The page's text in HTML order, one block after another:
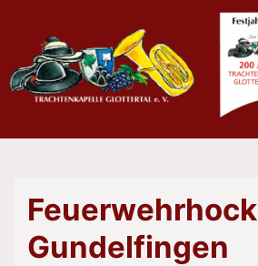
Inhalt
Feuerwehrhock
Gundelfingen